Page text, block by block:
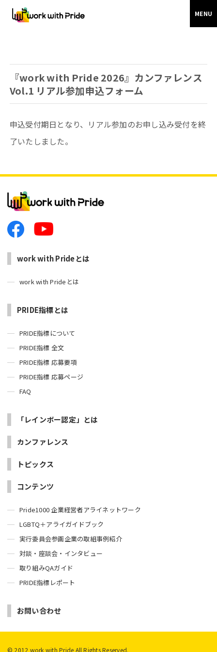
MENU
『work with Pride 2026』カンファレンス
Vol.1 リアル参加申込フォーム
申込受付期日となり、リアル参加のお申し込み受付を終
了いたしました。
work with Prideとは
work with Prideとは
PRIDE指標とは
PRIDE指標について
PRIDE指標 全文
PRIDE指標 応募要項
PRIDE指標 応募ページ
FAQ
「レインボー認定」とは
カンファレンス
トピックス
コンテンツ
Pride1000 企業経営者アライネットワーク
LGBTQ＋アライガイドブック
実行委員会参画企業の取組事例紹介
対談・座談会・インタビュー
取り組みQAガイド
PRIDE指標レポート
お問い合わせ
© 2012 work with Pride All Rights Reserved.